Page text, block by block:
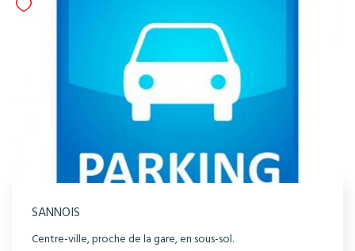
SANNOIS
Centre-ville, proche de la gare, en sous-sol.